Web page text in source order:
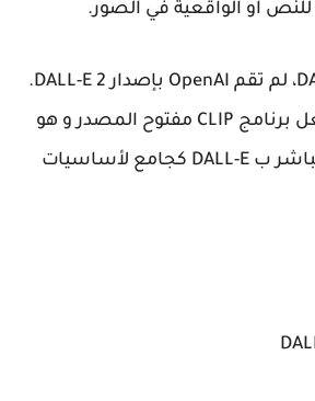
او الواقعية في الصور.
كما فعلوا مع DALL-E، لم تقم OpenAI بإصدار DALL-E 2.
رغم ذلك، قاموا بجعل برنامج CLIP مفتوح المصدر و هو
مرتبط بشكل غير مباشر ب DALL-E كجامع لأساسيات